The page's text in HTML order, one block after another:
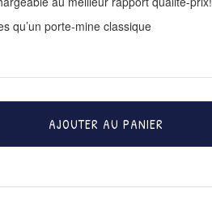
qu’un porte-mine classique
AJOUTER AU PANIER